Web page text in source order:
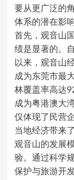
要从更广泛的
体系的潜在影响
首先，观音山
绩是显著的。
以来，观音山
成为东莞市最
林覆盖率高达
成为粤港澳大
仅体现了民营
当地经济带来
观音山的发展
验。通过科学
保护与旅游开